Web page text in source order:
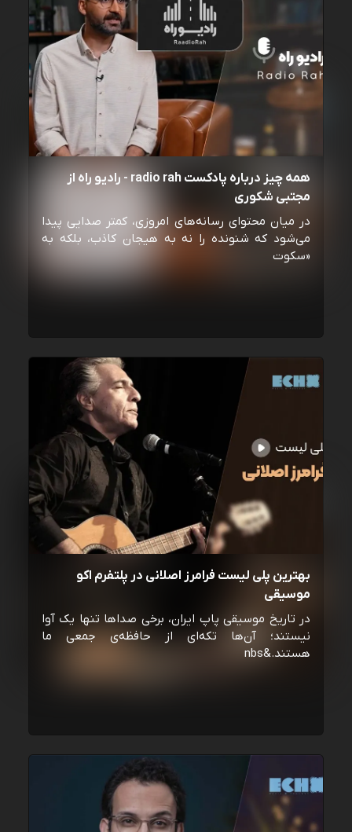
همه چیز درباره پادکست radio rah - رادیو راه از
مجتبی شکوری
در میان محتوای رسانه‌های امروزی، کمتر صدایی پیدا
می‌شود که شنونده را نه به هیجان کاذب، بلکه به
«سکوت
بهترین پلی لیست فرامرز اصلانی در پلتفرم اکو
موسیقی
در تاریخ موسیقی پاپ ایران، برخی صداها تنها یک آوا
نیستند؛ آن‌ها تکه‌ای از حافظه‌ی جمعی ما
هستند.&nbs